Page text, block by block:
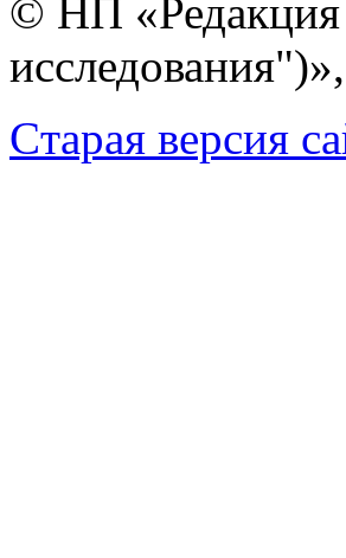
© НП
Cтарая версия